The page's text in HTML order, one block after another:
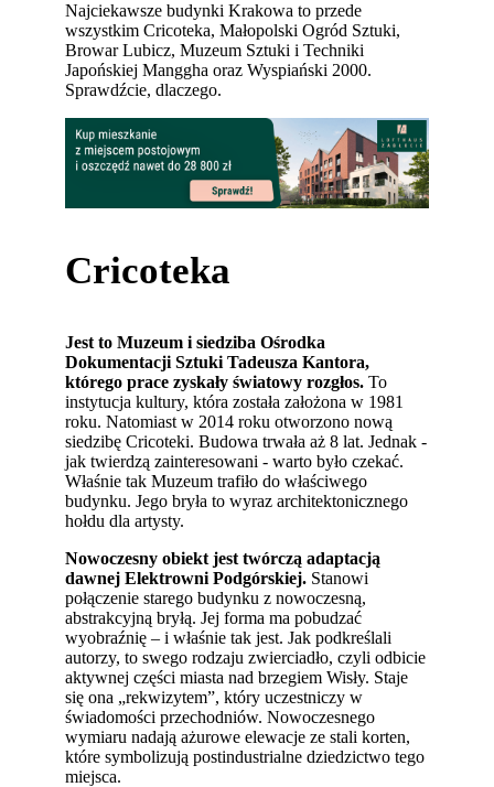
Najciekawsze budynki Krakowa to przede
wszystkim Cricoteka, Małopolski Ogród Sztuki,
Browar Lubicz, Muzeum Sztuki i Techniki
Japońskiej Manggha oraz Wyspiański 2000.
Sprawdźcie, dlaczego.
Cricoteka
Jest to Muzeum i siedziba Ośrodka
Dokumentacji Sztuki Tadeusza Kantora,
którego prace zyskały światowy rozgłos. To
instytucja kultury, która została założona w 1981
roku. Natomiast w 2014 roku otworzono nową
siedzibę Cricoteki. Budowa trwała aż 8 lat. Jednak -
jak twierdzą zainteresowani - warto było czekać.
Właśnie tak Muzeum trafiło do właściwego
budynku. Jego bryła to wyraz architektonicznego
hołdu dla artysty.
Nowoczesny obiekt jest twórczą adaptacją
dawnej Elektrowni Podgórskiej. Stanowi
połączenie starego budynku z nowoczesną,
abstrakcyjną bryłą. Jej forma ma pobudzać
wyobraźnię – i właśnie tak jest. Jak podkreślali
autorzy, to swego rodzaju zwierciadło, czyli odbicie
aktywnej części miasta nad brzegiem Wisły. Staje
się ona „rekwizytem”, który uczestniczy w
świadomości przechodniów. Nowoczesnego
wymiaru nadają ażurowe elewacje ze stali korten,
które symbolizują postindustrialne dziedzictwo tego
miejsca.